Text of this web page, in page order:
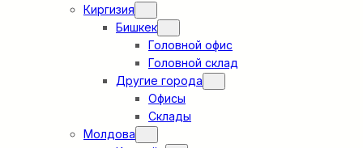
Киргизия
Бишкек
Головной офис
Головной склад
Другие города
Офисы
Склады
Молдова